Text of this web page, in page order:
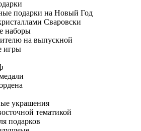
подарки на Новый Год
Сваровски
наборы
на выпускной
игры
украшения
тематикой
подарков